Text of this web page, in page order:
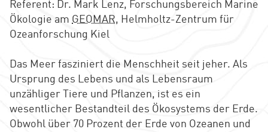
Referent: Dr. Mark Lenz, Forschungsbereich Marine
Ökologie am GEOMAR, Helmholtz-Zentrum für
Ozeanforschung Kiel
Das Meer fasziniert die Menschheit seit jeher. Als
Ursprung des Lebens und als Lebensraum
unzähliger Tiere und Pflanzen, ist es ein
wesentlicher Bestandteil des Ökosystems der Erde.
Obwohl über 70 Prozent der Erde von Ozeanen und